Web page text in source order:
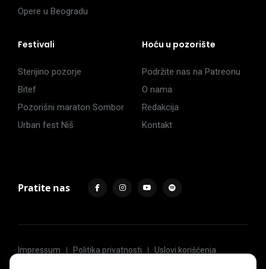
Opere u Beogradu
Festivali
Sterijino pozorje
Bitef
Pozorišni maraton Sombor
Urban fest Niš
Hoću u pozorište
Podržite nas na Patreonu
O nama
Redakcija
Kontakt
Pratite nas
Impressum Politika privatnosti
Uslovi korišćenja